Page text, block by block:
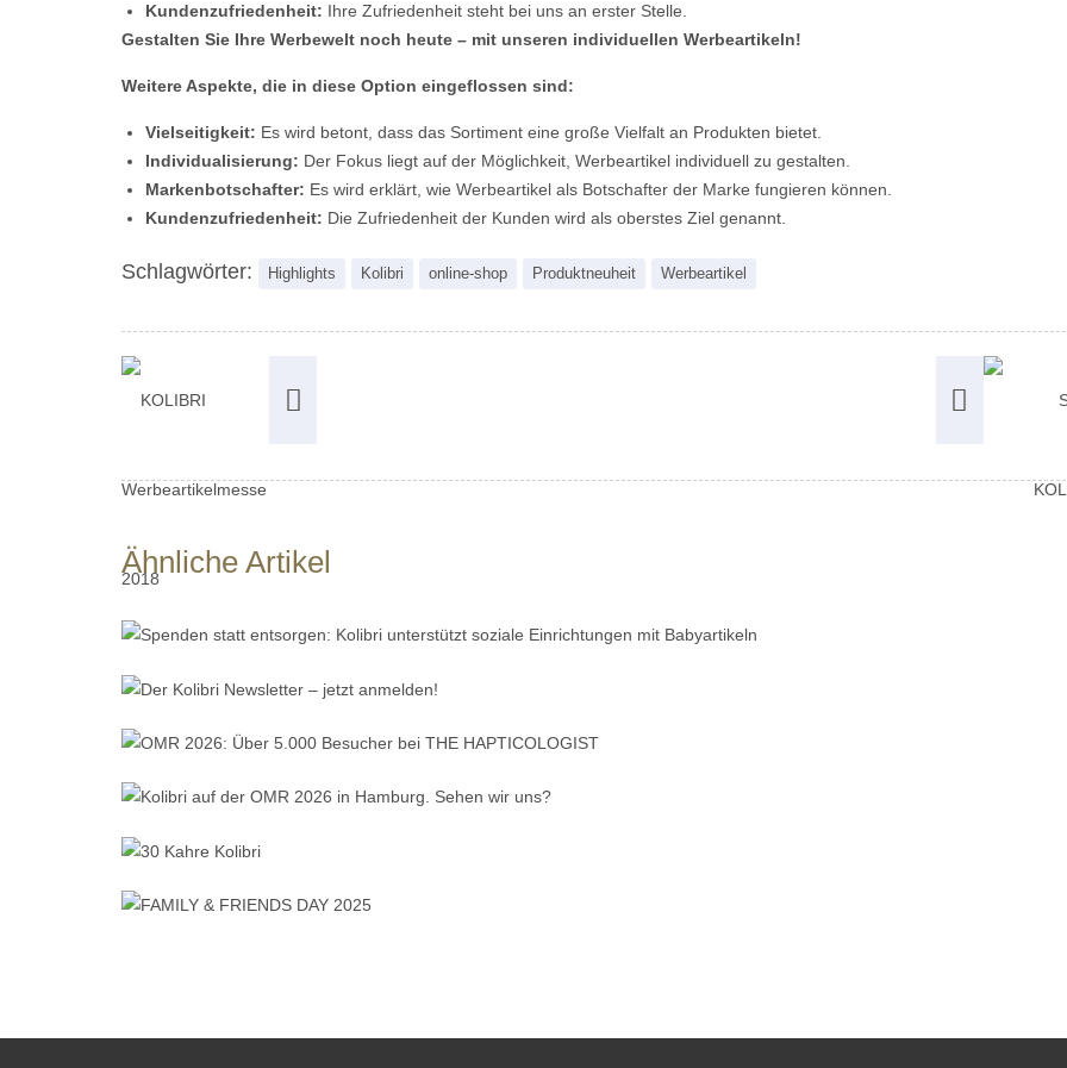
Kundenzufriedenheit: Ihre Zufriedenheit steht bei uns an erster Stelle.
Gestalten Sie Ihre Werbewelt noch heute – mit unseren individuellen Werbeartikeln!
Weitere Aspekte, die in diese Option eingeflossen sind:
Vielseitigkeit: Es wird betont, dass das Sortiment eine große Vielfalt an Produkten bietet.
Individualisierung: Der Fokus liegt auf der Möglichkeit, Werbeartikel individuell zu gestalten.
Markenbotschafter: Es wird erklärt, wie Werbeartikel als Botschafter der Marke fungieren können.
Kundenzufriedenheit: Die Zufriedenheit der Kunden wird als oberstes Ziel genannt.
Schlagwörter: Highlights Kolibri online-shop Produktneuheit Werbeartikel
Ähnliche Artikel